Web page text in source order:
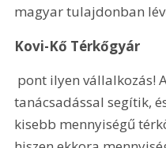
magyar tulajdonban
Kovi-Kő Térkőgyár
tanácsadással segítik,
kisebb mennyiségű